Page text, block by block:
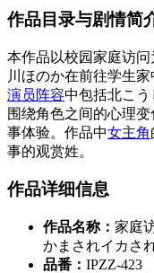
作品目录与剧情简
本作品以校园家庭访
川ほのか在前往学生
演员阵容中包括北こ
围绕角色之间的心理
事体验。作品中女主角
事的观赏姓。
作品详细信息
作品名称： 家庭
かまされイカさ
品番： IPZZ-423